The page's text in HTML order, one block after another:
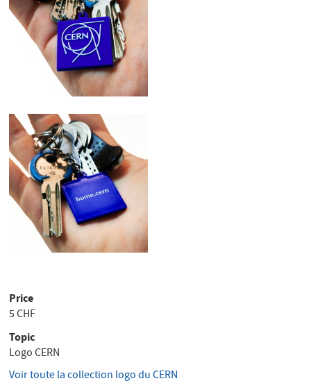
Price
5 CHF
Topic
Logo CERN
Voir toute la collection logo du CERN